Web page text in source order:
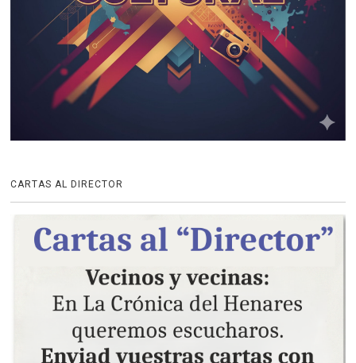
CARTAS AL DIRECTOR